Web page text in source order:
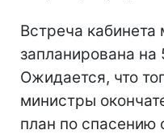
Встреча
запланирована на
Ожидается, что
министры
план по спасению